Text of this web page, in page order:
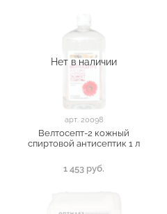
Нет в наличии
арт. 20098
Велтосепт-2 кожный
спиртовой антисептик 1 л
1 453 руб.